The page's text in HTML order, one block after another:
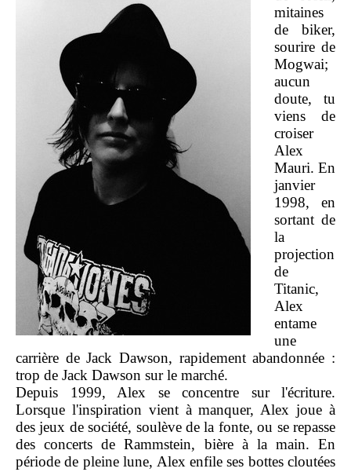
mitaines
de biker,
sourire de
Mogwai;
aucun
doute, tu
viens de
croiser
Alex
Mauri. En
janvier
1998, en
sortant de
la
projection
de
Titanic,
Alex
entame
une
carrière de Jack Dawson, rapidement abandonnée :
trop de Jack Dawson sur le marché.
Depuis 1999, Alex se concentre sur l'écriture.
Lorsque l'inspiration vient à manquer, Alex joue à
des jeux de société, soulève de la fonte, ou se repasse
des concerts de Rammstein, bière à la main. En
période de pleine lune, Alex enfile ses bottes cloutées